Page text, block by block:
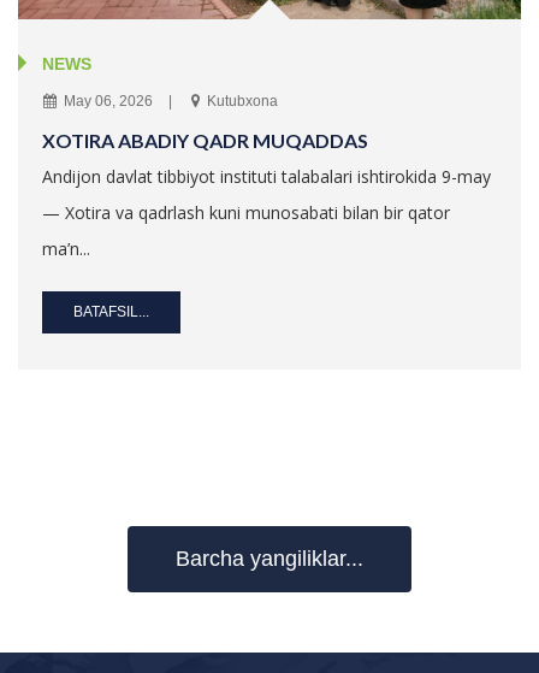
NEWS
May 06, 2026 Kutubxona
XOTIRA ABADIY QADR MUQADDAS
Andijon davlat tibbiyot instituti talabalari ishtirokida 9-may
— Xotira va qadrlash kuni munosabati bilan bir qator
ma’n...
BATAFSIL...
Barcha yangiliklar...